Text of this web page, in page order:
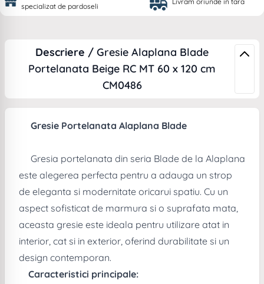
specializat de pardoseli
Descriere / Gresie Alaplana Blade
Portelanata Beige RC MT 60 x 120 cm
CM0486
Gresie Portelanata Alaplana Blade
Gresia portelanata din seria Blade de la Alaplana
este alegerea perfecta pentru a adauga un strop
de eleganta si modernitate oricarui spatiu. Cu un
aspect sofisticat de marmura si o suprafata mata,
aceasta gresie este ideala pentru utilizare atat in
interior, cat si in exterior, oferind durabilitate si un
design contemporan.
Caracteristici principale: